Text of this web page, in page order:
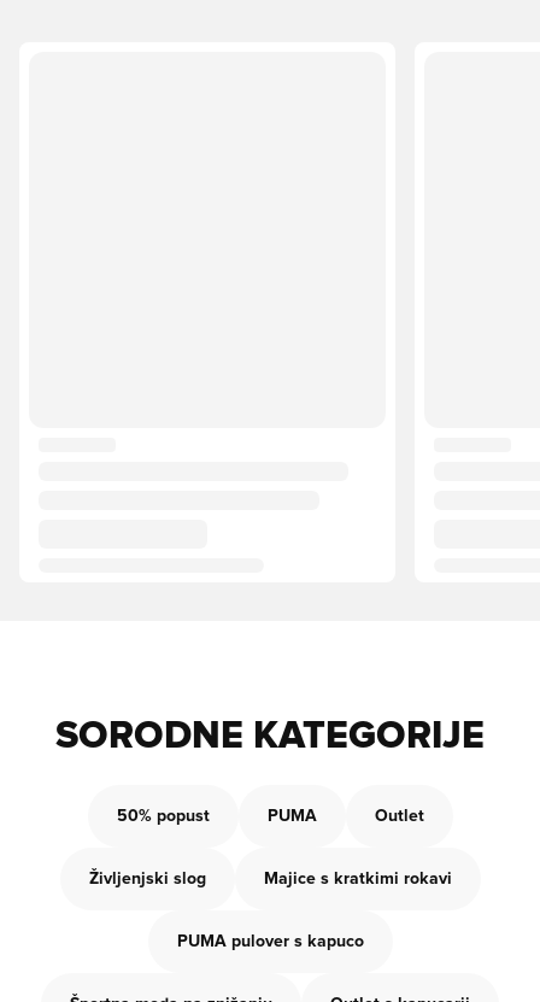
SORODNE KATEGORIJE
50% popust PUMA Outlet
Življenjski slog Majice s kratkimi rokavi
PUMA pulover s kapuco